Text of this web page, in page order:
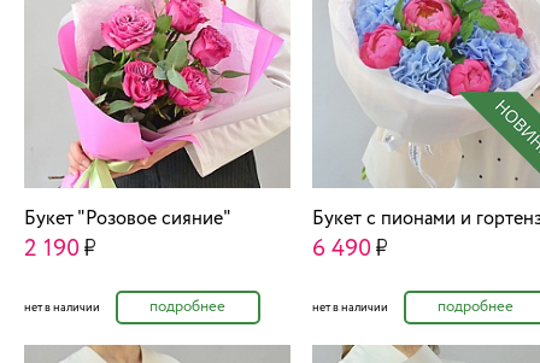
Букет "Розовое сияние"
2 190
нет в наличии подробнее
Букет с пионами и
6 490
нет в наличии подробнее